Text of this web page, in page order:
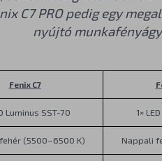
C7 PRO pedig egy
nyújtó
Fenix C7
Luminus SST-70 1×
(5500–6500 K) Nappali